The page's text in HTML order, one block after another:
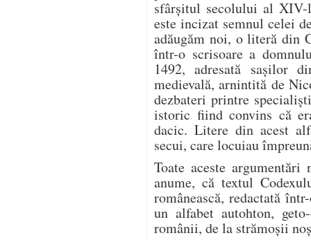
sfârşitul secolului al XIV-
este incizat semnul celei
adăugăm noi, o literă din
într-o scrisoare a
1492, adresată saşilor
medievală, arnintită de
dezbateri printre
istoric fiind convins că
dacic. Litere din acest
secui, care locuiau
Toate aceste
anume, că textul
românească, redactată
un alfabet autohton,
românii, de la strămoşii